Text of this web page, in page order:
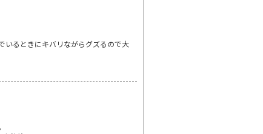
いるときにキバリながらグズるので大